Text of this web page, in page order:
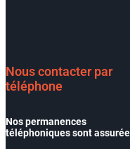
Nous contacter par
téléphone
Nos permanences
téléphoniques sont